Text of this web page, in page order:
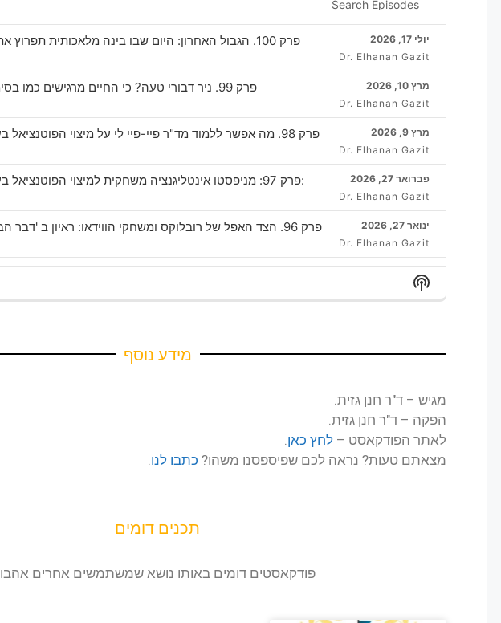
Episodes
פרק 100. הגבול האחרון: היום שבו בינה מלאכותית תפרוץ את מבצר מחשבות האדם
יולי 17, 2026
Dr. Elhanan Gazit
פרק 99. ניר דבורי טעה? כי החיים מרגישים כמו בסימולציה של משחק וידאו
מרץ 10, 2026
Dr. Elhanan Gazit
פרק 98. מה אפשר ללמוד מד"ר פיי-פיי לי על מיצוי הפוטנציאל בעידן הבינה המלאכותית
מרץ 9, 2026
Dr. Elhanan Gazit
:פרק 97: מניפסטו אינטליגנציה משחקית למיצוי הפוטנציאל בעידן הבינה המלאכותית
פברואר 27, 2026
Dr. Elhanan Gazit
ינואר 27, 2026
Dr. Elhanan Gazit
ינואר 24, 2026
Dr. Elhanan Gazit
Dr. Elhanan Gazit
יוני 10, 2025
Show
Podcast
מידע נוסף
מגיש – ד"ר חנן גזית.
הפקה – ד"ר חנן גזית.
לאתר הפודקאסט – לחץ כאן.
מצאתם טעות? נראה לכם שפיספסנו משהו? כתבו לנו.
תכנים דומים
פודקאסטים דומים באותו נושא שמשתמשים אחרים אהבו